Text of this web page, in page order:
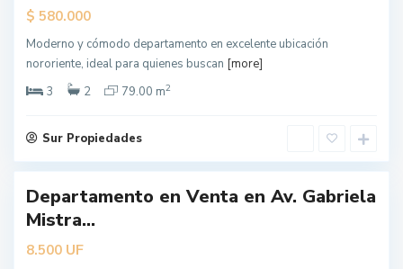
$ 580.000
Moderno y cómodo departamento en excelente ubicación
nororiente, ideal para quienes buscan [more]
3
2 79.00 m2
Sur Propiedades
o
Á
n
l
e
s
Departamento en Venta en Av. Gabriela
Mistra...
8.500 UF